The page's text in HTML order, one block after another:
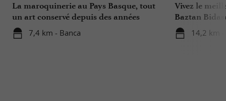
La maroquinerie au Pays Basque, tout
un art conservé depuis des années
7,4 km - Banca
Vivez le
Baztan
14,2 km -